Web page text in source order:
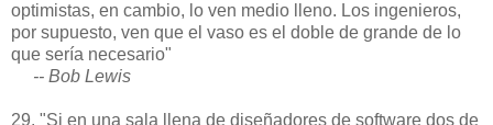
optimistas, en cambio, lo ven medio lleno. Los ingenieros,
por supuesto, ven que el vaso es el doble de grande de lo
que sería necesario"
-- Bob Lewis
29. "Si en una sala llena de diseñadores de software dos de